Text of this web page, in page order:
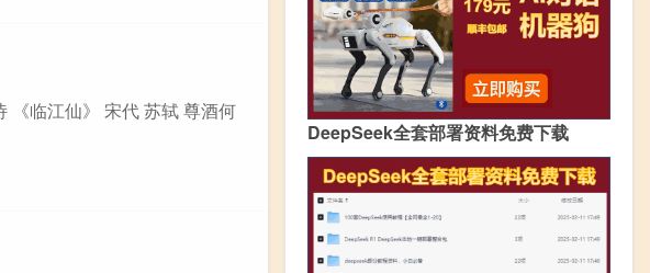
《临江仙》 宋代 苏轼 尊酒何
DeepSeek全套部署资料免费下载